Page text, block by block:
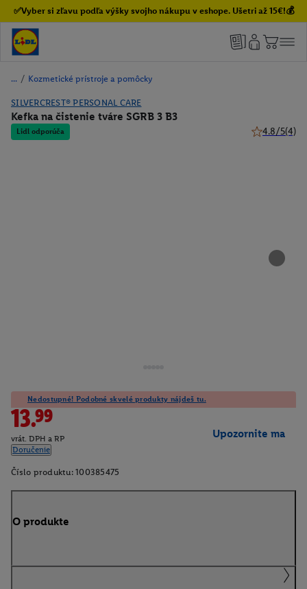
✅Vyber si zľavu podľa výšky svojho nákupu v eshope. Ušetri až 15€!💰
/ Kozmetické prístroje a pomôcky
SILVERCREST® PERSONAL CARE
Kefka na čistenie tváre SGRB 3 B3
Lidl odporúča 4.8/5(4)
Nedostupné! Podobné skvelé produkty nájdeš tu.
13.99
vrát. DPH a RP
Doručenie
Upozornite ma
Číslo produktu: 100385475
O produkte